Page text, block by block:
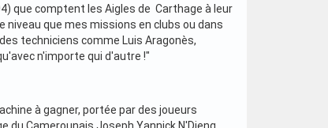
que comptent les Aigles de Carthage à leur
que mes missions en clubs ou dans
techniciens comme Luis Aragonès,
n'importe qui d'autre !"
à gagner, portée par des joueurs
Camerounais Joseph Yannick N'Djeng.